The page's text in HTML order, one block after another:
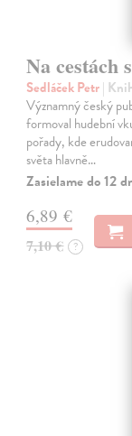
Na cestách
Sedláček Petr|
Významný český
formoval hudební
pořady, kde
světa hlavně…
Zasielame do 12
6,89 €
7,10 € ?